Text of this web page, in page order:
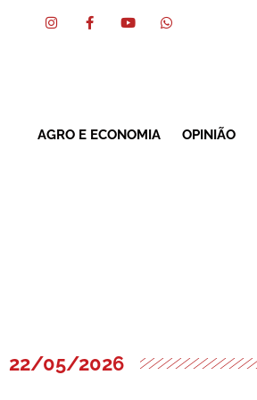
AGRO E ECONOMIA OPINIÃO
22/05/2026